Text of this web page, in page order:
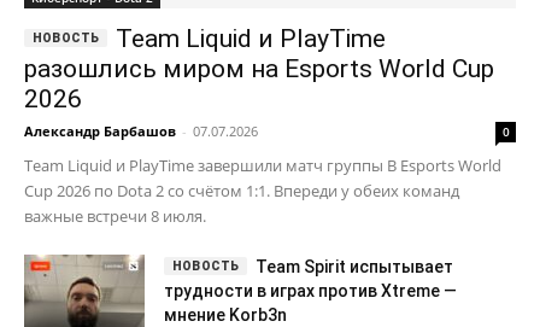
Team Liquid и PlayTime
разошлись миром на Esports World Cup
2026
Александр Барбашов - 07.07.2026 0
Team Liquid и PlayTime завершили матч группы B Esports World
Cup 2026 по Dota 2 со счётом 1:1. Впереди у обеих команд
важные встречи 8 июля.
Team Spirit испытывает
трудности в играх против Xtreme —
мнение Korb3n